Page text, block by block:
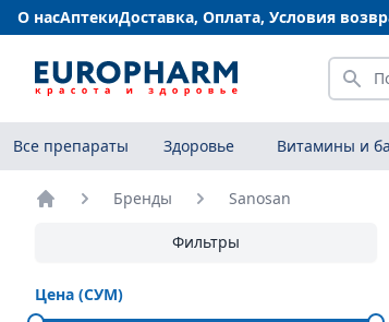
О насАптекиДоставка, Оплата, Условия
Искать
Все препараты Здоровье Витамины и
Бренды Sanosan
Фильтры
Цена (СУМ)